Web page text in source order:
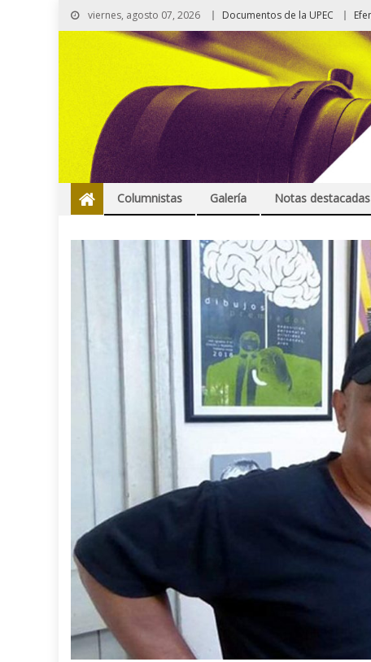
viernes, agosto 07, 2026 Documentos de la UPEC
Columnistas Galería Notas destacadas